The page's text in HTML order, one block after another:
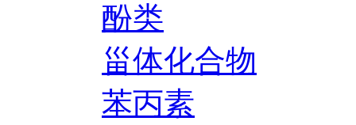
酚类
甾体化合物
苯丙素